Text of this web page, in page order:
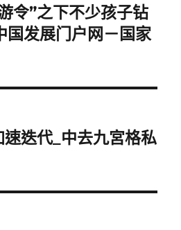
令”之下不少孩子钻
国发展门户网－国家
速迭代_中去九宮格私